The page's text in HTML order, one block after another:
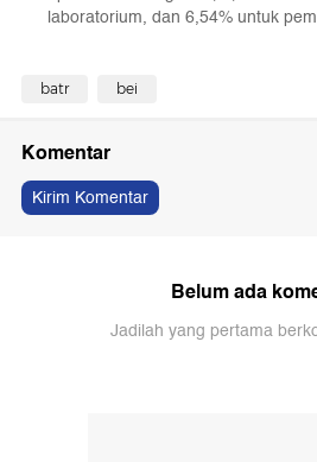
laboratorium, dan 6,54% untuk
batr bei
Komentar
Kirim Komentar
Belum ada
Jadilah yang pertama